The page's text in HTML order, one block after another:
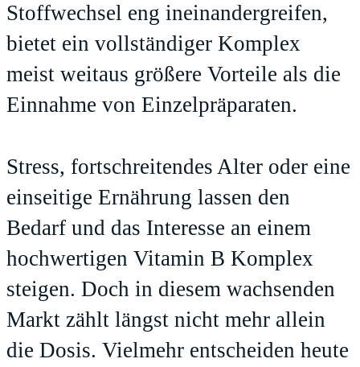
Stoffwechsel eng ineinandergreifen,
bietet ein vollständiger Komplex
meist weitaus größere Vorteile als die
Einnahme von Einzelpräparaten.
Stress, fortschreitendes Alter oder eine
einseitige Ernährung lassen den
Bedarf und das Interesse an einem
hochwertigen Vitamin B Komplex
steigen. Doch in diesem wachsenden
Markt zählt längst nicht mehr allein
die Dosis. Vielmehr entscheiden heute